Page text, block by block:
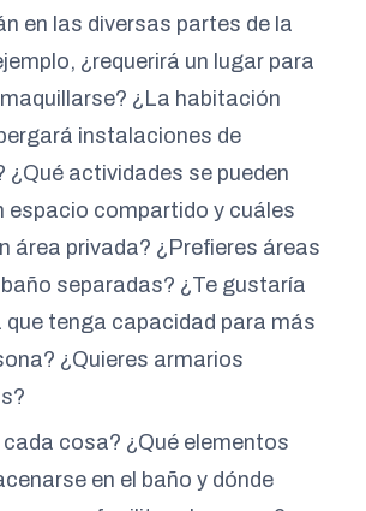
en las diversas partes de la
¿requerirá un lugar para
¿La habitación
instalaciones de
¿Qué actividades se pueden
espacio compartido y cuáles
área privada? ¿Prefieres áreas
separadas? ¿Te gustaría
que tenga capacidad para más
¿Quieres armarios
cosa? ¿Qué elementos
en el baño y dónde